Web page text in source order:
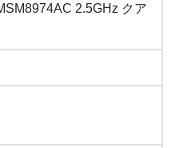
2.5GHz クア